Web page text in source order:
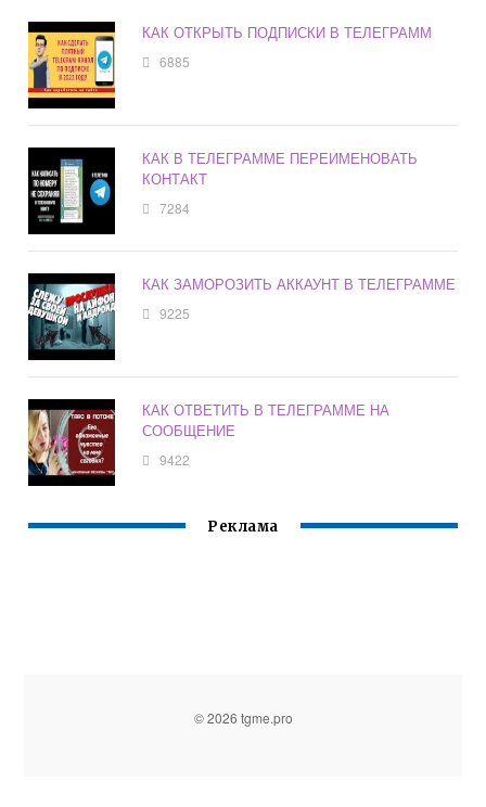
КАК ОТКРЫТЬ ПОДПИСКИ В ТЕЛЕГРАММ
6885
КАК В ТЕЛЕГРАММЕ ПЕРЕИМЕНОВАТЬ
КОНТАКТ
7284
КАК ЗАМОРОЗИТЬ АККАУНТ В ТЕЛЕГРАММЕ
9225
КАК ОТВЕТИТЬ В ТЕЛЕГРАММЕ НА
СООБЩЕНИЕ
9422
Реклама
© 2026 tgme.pro